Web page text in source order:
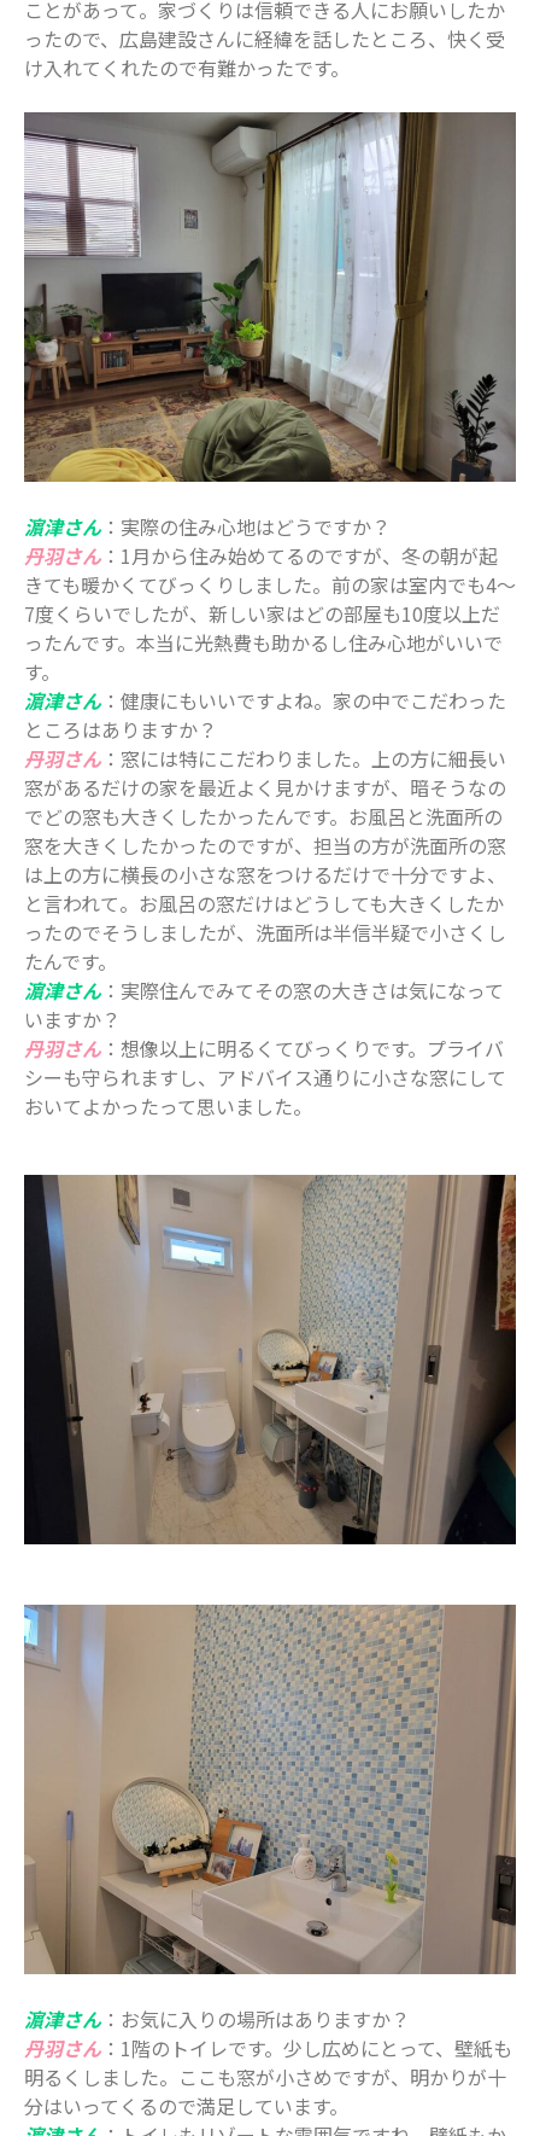
ことがあって。家づくりは信頼できる人にお願いしたか
ったので、広島建設さんに経緯を話したところ、快く受
け入れてくれたので有難かったです。
濵津さん：実際の住み心地はどうですか？
丹羽さん ：1月から住み始めてるのですが、冬の朝が起
きても暖かくてびっくりしました。前の家は室内でも4～
7度くらいでしたが、新しい家はどの部屋も10度以上だ
ったんです。本当に光熱費も助かるし住み心地がいいで
す。
濵津さん：健康にもいいですよね。家の中でこだわった
ところはありますか？
丹羽さん ：窓には特にこだわりました。上の方に細長い
窓があるだけの家を最近よく見かけますが、暗そうなの
でどの窓も大きくしたかったんです。お風呂と洗面所の
窓を大きくしたかったのですが、担当の方が洗面所の窓
は上の方に横長の小さな窓をつけるだけで十分ですよ、
と言われて。お風呂の窓だけはどうしても大きくしたか
ったのでそうしましたが、洗面所は半信半疑で小さくし
たんです。
濵津さん：実際住んでみてその窓の大きさは気になって
いますか？
丹羽さん ：想像以上に明るくてびっくりです。プライバ
シーも守られますし、アドバイス通りに小さな窓にして
おいてよかったって思いました。
濵津さん：お気に入りの場所はありますか？
丹羽さん ：1階のトイレです。少し広めにとって、壁紙も
明るくしました。ここも窓が小さめですが、明かりが十
分はいってくるので満足しています。